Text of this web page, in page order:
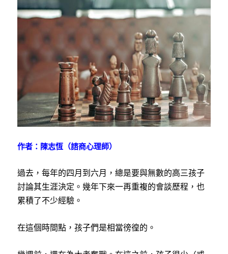
作者：陳志恆（諮商心理師）
過去，每年的四月到六月，總是要與無數的高三孩子
討論其生涯決定。幾年下來一再重複的會談歷程，也
累積了不少經驗。
在這個時間點，孩子們是相當徬徨的。